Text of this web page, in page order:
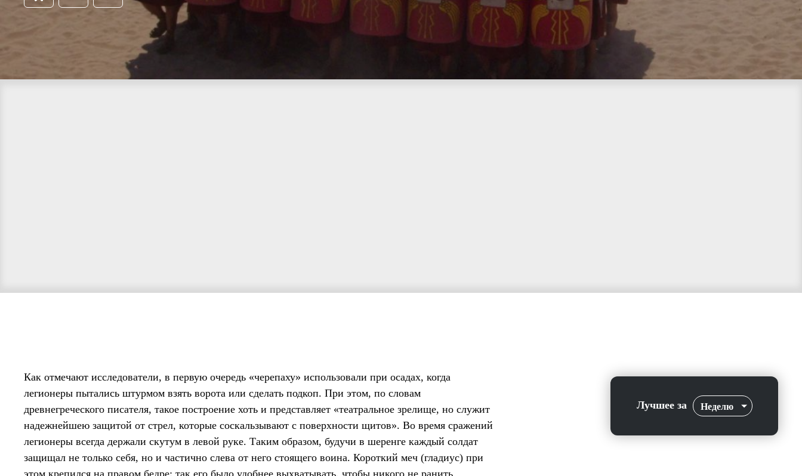
Как отмечают исследователи, в первую очередь «черепаху» использовали при осадах, когда
легионеры пытались штурмом взять ворота или сделать подкоп. При этом, по словам
древнегреческого писателя, такое построение хоть и представляет «теат­раль­ное зре­ли­ще, но слу­жит
надеж­ней­шею защи­той от стрел, кото­рые соскаль­зы­ва­ют с поверх­но­сти щитов». Во время сражений
легионеры всегда держали скутум в левой руке. Таким образом, будучи в шеренге каждый солдат
защищал не только себя, но и частично слева от него стоящего воина. Короткий меч (гладиус) при
этом крепился на правом бедре: так его было удобнее выхватывать, чтобы никого не ранить
Лучшее за Неделю